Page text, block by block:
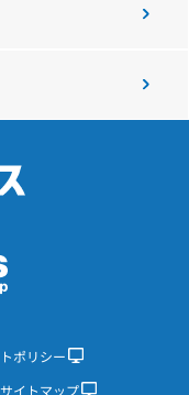
ポリシー
サイトマップ